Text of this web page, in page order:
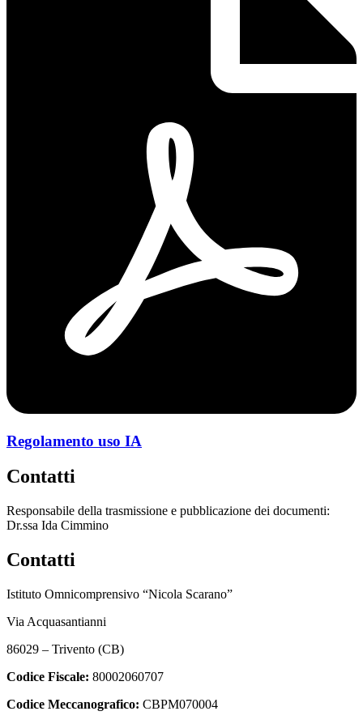
Regolamento uso IA
Contatti
Responsabile della trasmissione e pubblicazione dei documenti:
Dr.ssa Ida Cimmino
Contatti
Istituto Omnicomprensivo “Nicola Scarano”
Via Acquasantianni
86029 – Trivento (CB)
Codice Fiscale: 80002060707
Codice Meccanografico: CBPM070004